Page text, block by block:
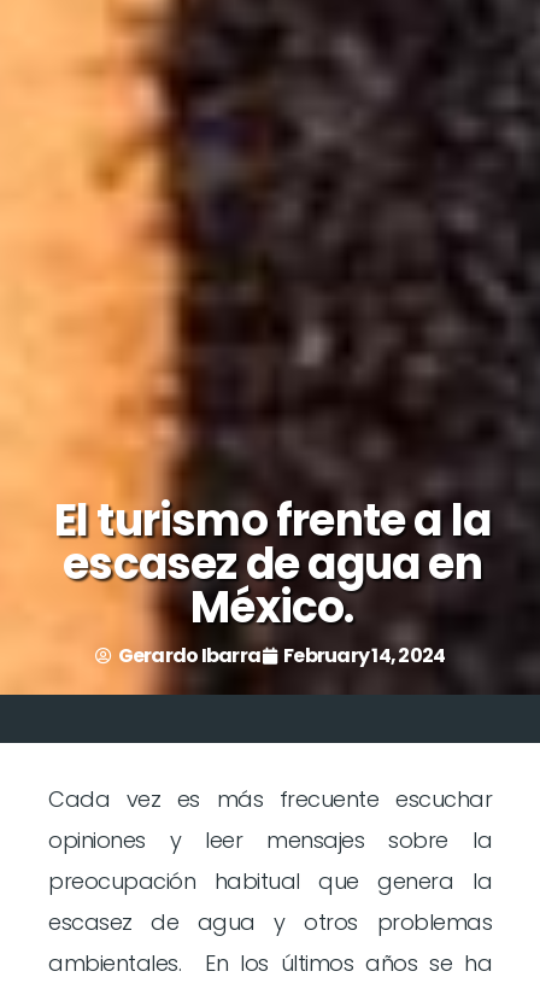
El turismo frente a la
escasez de agua en
México.
Gerardo Ibarra February 14, 2024
Cada vez es más frecuente escuchar
opiniones y leer mensajes sobre la
preocupación habitual que genera la
escasez de agua y otros problemas
ambientales. En los últimos años se ha